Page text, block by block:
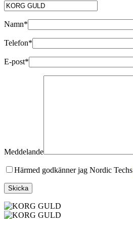
Namn*
Telefon*
E-post*
Meddelande
Härmed godkänner jag Nordic Techs